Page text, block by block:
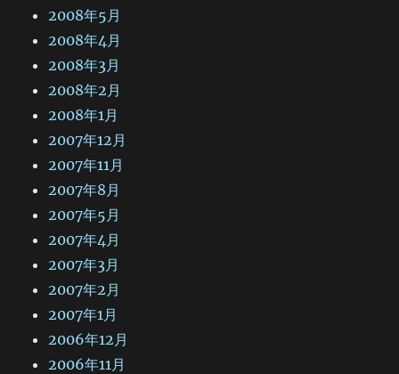
2008年5月
2008年4月
2008年3月
2008年2月
2008年1月
2007年12月
2007年11月
2007年8月
2007年5月
2007年4月
2007年3月
2007年2月
2007年1月
2006年12月
2006年11月